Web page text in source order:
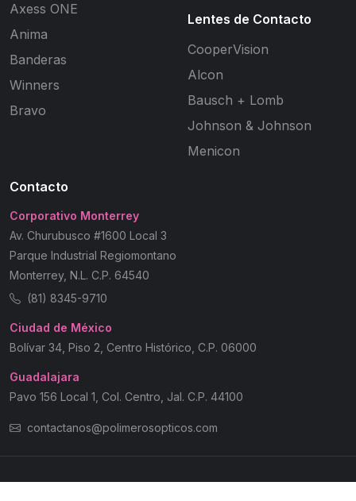
Axess ONE
Anima
Banderas
Winners
Bravo
Lentes de Contacto
CooperVision
Alcon
Bausch + Lomb
Johnson & Johnson
Menicon
Contacto
Corporativo Monterrey
Av. Churubusco #1600 Local 3
Parque Industrial Regiomontano
Monterrey, N.L. C.P. 64540
(81) 8345-9710
Ciudad de México
Bolívar 34, Piso 2, Centro Histórico, C.P. 06000
Guadalajara
Pavo 156 Local 1, Col. Centro, Jal. C.P. 44100
contactanos@polimerosopticos.com